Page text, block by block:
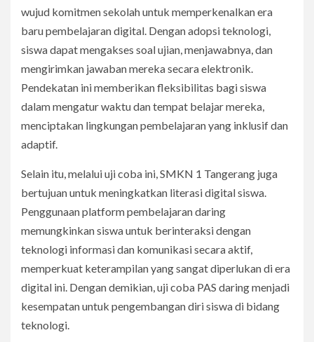
wujud komitmen sekolah untuk memperkenalkan era
baru pembelajaran digital. Dengan adopsi teknologi,
siswa dapat mengakses soal ujian, menjawabnya, dan
mengirimkan jawaban mereka secara elektronik.
Pendekatan ini memberikan fleksibilitas bagi siswa
dalam mengatur waktu dan tempat belajar mereka,
menciptakan lingkungan pembelajaran yang inklusif dan
adaptif.
Selain itu, melalui uji coba ini, SMKN 1 Tangerang juga
bertujuan untuk meningkatkan literasi digital siswa.
Penggunaan platform pembelajaran daring
memungkinkan siswa untuk berinteraksi dengan
teknologi informasi dan komunikasi secara aktif,
memperkuat keterampilan yang sangat diperlukan di era
digital ini. Dengan demikian, uji coba PAS daring menjadi
kesempatan untuk pengembangan diri siswa di bidang
teknologi.